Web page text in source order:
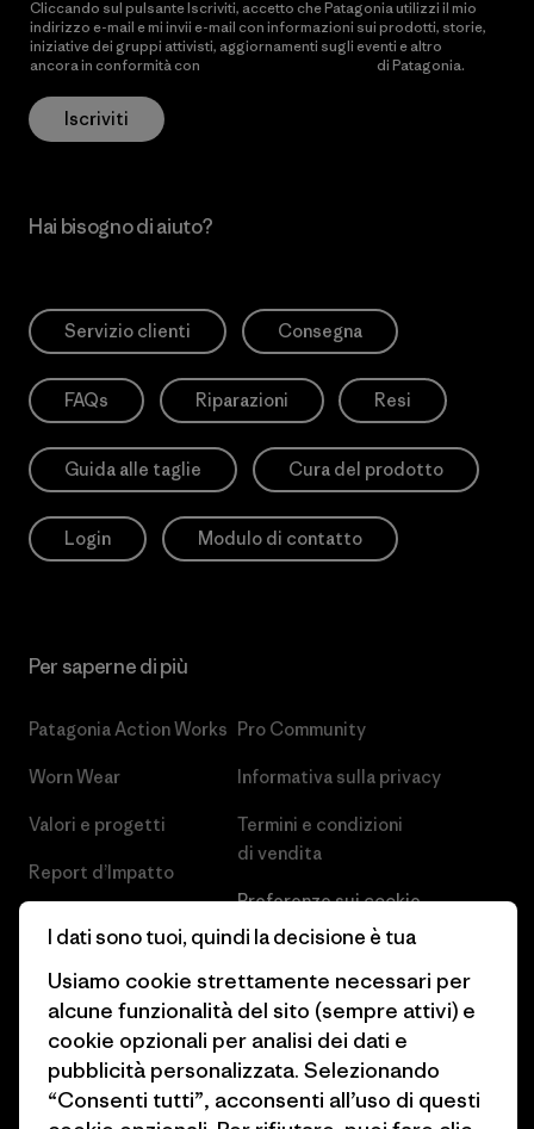
Cliccando sul pulsante Iscriviti, accetto che Patagonia utilizzi il mio
indirizzo e-mail e mi invii e-mail con informazioni sui prodotti, storie,
iniziative dei gruppi attivisti, aggiornamenti sugli eventi e altro
ancora in conformità con
di Patagonia.
Iscriviti
Hai bisogno di aiuto?
Servizio clienti Consegna
FAQs Riparazioni Resi
Guida alle taglie Cura del prodotto
Login Modulo di contatto
Per saperne di più
Patagonia Action Works
Worn Wear
Valori e progetti
Report d’Impatto
Obiettivi climatici
1% For The Planet
Come finanziamo
Buoni regalo
Pro Community
Informativa sulla privacy
Termini e condizioni
di vendita
Preferenze sui cookie
Lavora con noi
Stampa e media
Industry program
Programma di affiliazione
I dati sono tuoi, quindi la decisione è tua
Usiamo cookie strettamente necessari per
alcune funzionalità del sito (sempre attivi) e
cookie opzionali per analisi dei dati e
pubblicità personalizzata. Selezionando
“Consenti tutti”, acconsenti all’uso di questi